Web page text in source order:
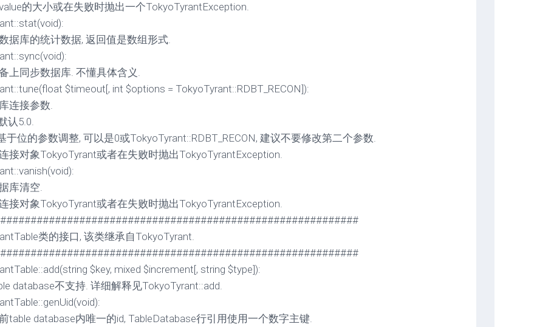
的大小或在失败时抛出一个TokyoTyrantException.
据库的统计数据, 返回值是数组形式.
上同步数据库. 不懂具体含义.
$timeout[, int $options = TokyoTyrant::RDBT_RECON]):
连接参数.
认5.0.
于位的参数调整, 可以是0或TokyoTyrant::RDBT_RECON, 建议不要修改第二个参数.
接对象TokyoTyrant或者在失败时抛出TokyoTyrantException.
库清空.
接对象TokyoTyrant或者在失败时抛出TokyoTyrantException.
类的接口, 该类继承自TokyoTyrant.
$key, mixed $increment[, string $type]):
database不支持. 详细解释见TokyoTyrant::add.
table database内唯一的id, TableDatabase行引用使用一个数字主键.